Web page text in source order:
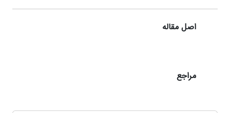
اصل مقاله
مراجع